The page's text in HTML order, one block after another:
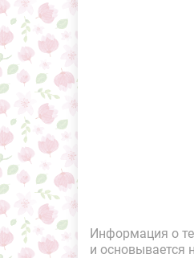
Информация о
и основывается